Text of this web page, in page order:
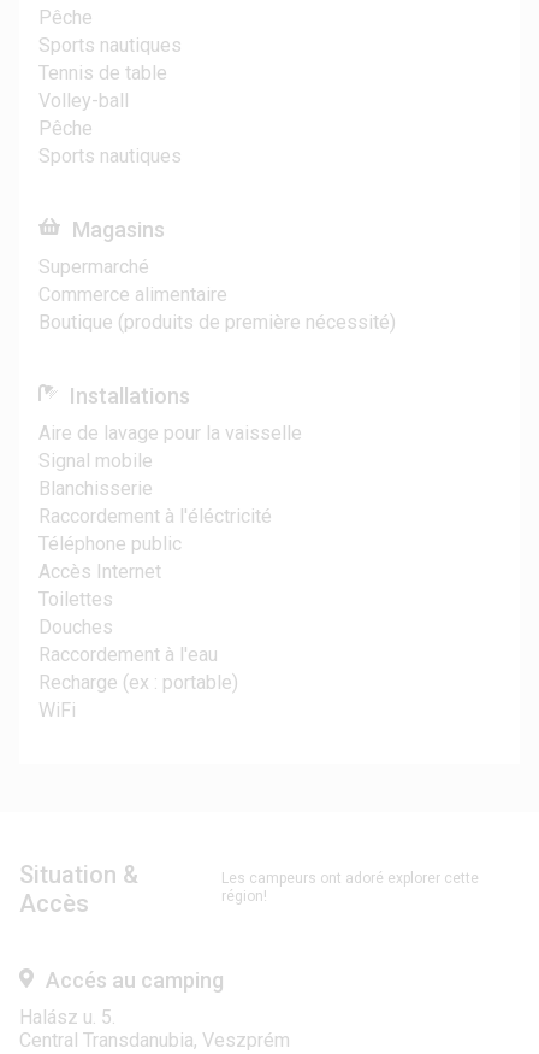
Pêche
Sports nautiques
Tennis de table
Volley-ball
Pêche
Sports nautiques
Magasins
Supermarché
Commerce alimentaire
Boutique (produits de première nécessité)
Installations
Aire de lavage pour la vaisselle
Signal mobile
Blanchisserie
Raccordement à l'éléctricité
Téléphone public
Accès Internet
Toilettes
Douches
Raccordement à l'eau
Recharge (ex : portable)
WiFi
Situation &
Accès
Les campeurs ont adoré explorer cette
région!
Accés au camping
Halász u. 5.
Central Transdanubia, Veszprém